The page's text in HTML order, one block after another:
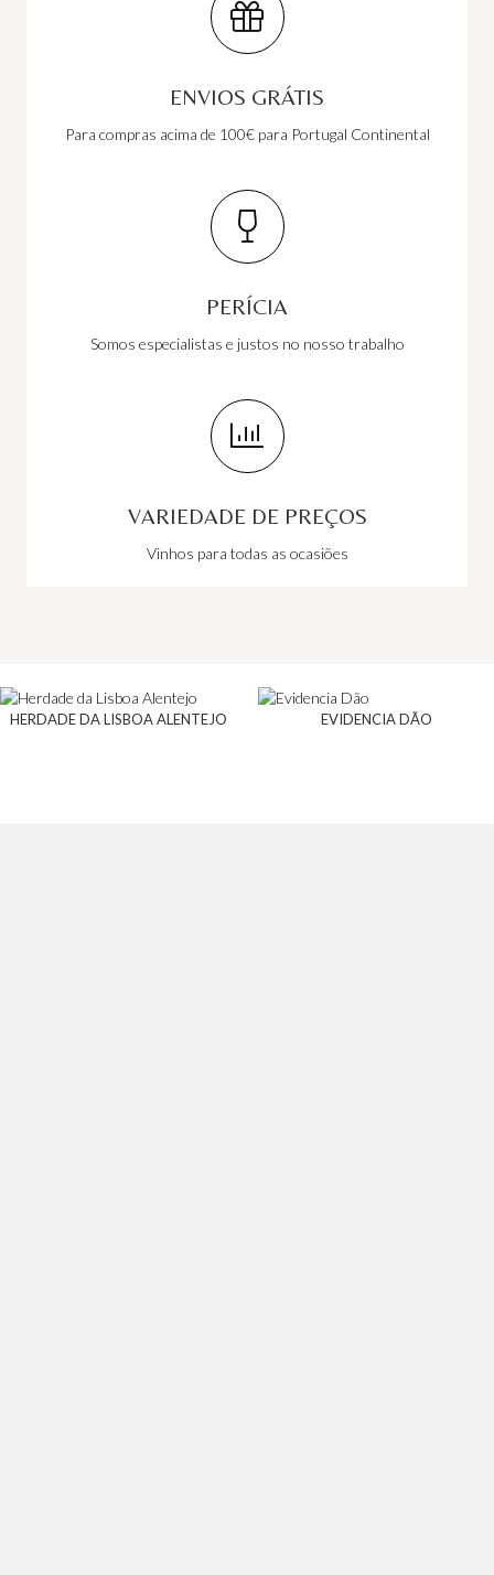
ENVIOS GRÁTIS
Para compras acima de 100€ para Portugal Continental
PERÍCIA
Somos especialistas e justos no nosso trabalho
VARIEDADE DE PREÇOS
Vinhos para todas as ocasiões
HERDADE DA LISBOA ALENTEJO EVIDENCIA DÃO